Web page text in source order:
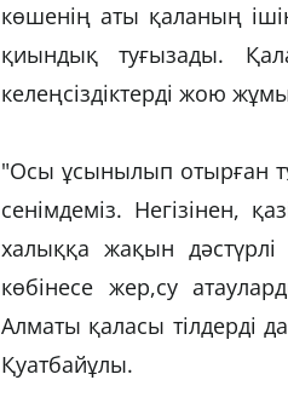
көшенің аты қаланың
қиындық туғызады.
келеңсіздіктерді жою
"Осы ұсынылып отырған
сенімдеміз. Негізінен,
халыққа жақын
көбінесе жер,су
Алматы қаласы тілдерді
Қуатбайұлы.